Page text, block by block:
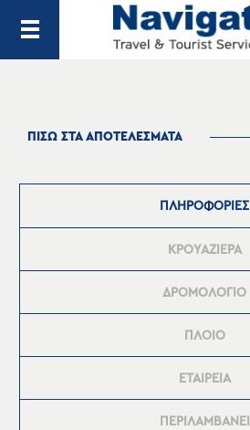
ΠΙΣΩ ΣΤΑ ΑΠΟΤΕΛΕΣΜΑΤΑ
ΠΛΗΡΟΦΟΡΙΕΣ
ΚΡΟΥΑΖΙΕΡΑ
ΔΡΟΜΟΛΟΓΙΟ
ΠΛΟΙΟ
ΕΤΑΙΡΕΙΑ
ΠΕΡΙΛΑΜΒΑΝΕΙ